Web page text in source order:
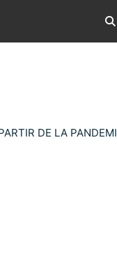
DE LA